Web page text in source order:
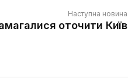
Наступна новина
оточити Київ